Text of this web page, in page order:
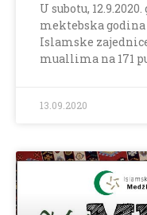
U subotu,
mektebska godina
Islamske
muallima na 171
13.09.2020